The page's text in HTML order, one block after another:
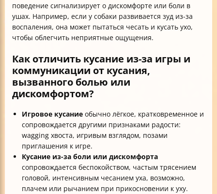
поведение сигнализирует о дискомфорте или боли в
ушах. Например, если у собаки развивается зуд из-за
воспаления, она может пытаться чесать и кусать ухо,
чтобы облегчить неприятные ощущения.
Как отличить кусание из-за игры и
коммуникации от кусания,
вызванного болью или
дискомфортом?
Игровое кусание обычно лёгкое, кратковременное и
сопровождается другими признаками радости:
wagging хвоста, игривым взглядом, позами
приглашения к игре.
Кусание из-за боли или дискомфорта
сопровождается беспокойством, частым трясением
головой, интенсивным чесанием уха, возможно,
плачем или рычанием при прикосновении к уху.